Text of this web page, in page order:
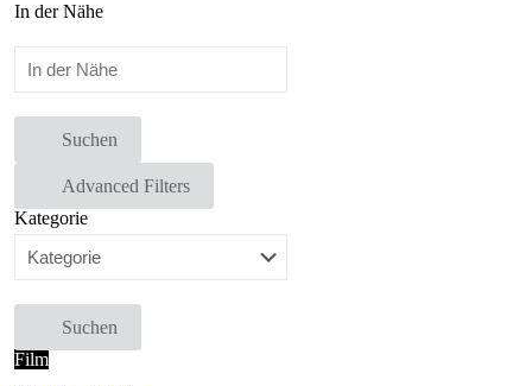
In der Nähe
Suchen
Advanced Filters
Kategorie
Suchen
Film